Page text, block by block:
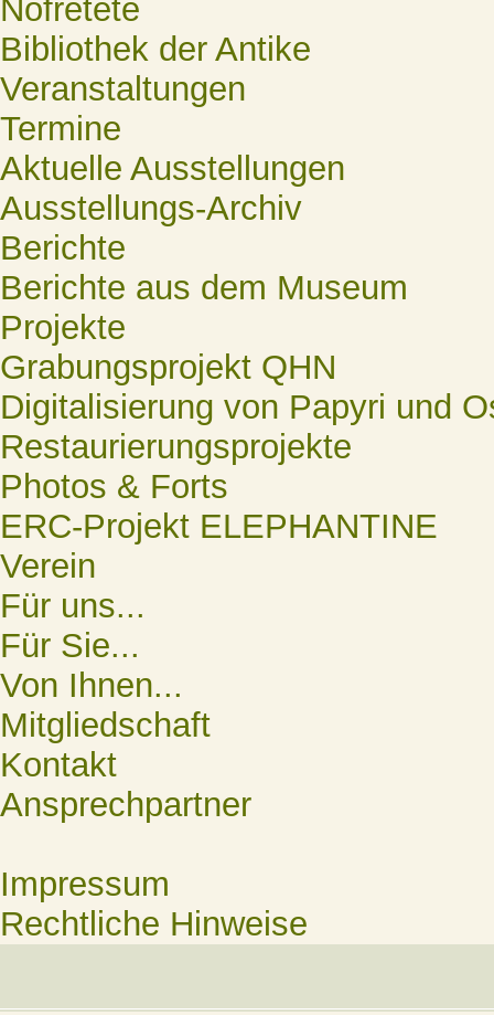
Nofretete
Bibliothek der Antike
Veranstaltungen
Termine
Aktuelle Ausstellungen
Ausstellungs-Archiv
Berichte
Berichte aus dem Museum
Projekte
Grabungsprojekt QHN
Digitalisierung von Papyri und
Restaurierungsprojekte
Photos & Forts
ERC-Projekt ELEPHANTINE
Verein
Für uns...
Für Sie...
Von Ihnen...
Mitgliedschaft
Kontakt
Ansprechpartner
Impressum
Rechtliche Hinweise